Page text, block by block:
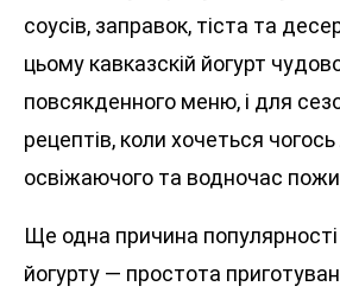
соусів, заправок, тіста та
цьому кавказскій йогурт
повсякденного меню, і для
рецептів, коли хочеться чогось
освіжаючого та водночас
Ще одна причина популярності
йогурту — простота